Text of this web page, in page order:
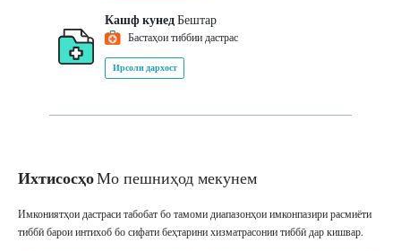
Кашф кунедБештар
Бастаҳои тиббии дастрас
Ирсоли дархост
ИхтисосҳоМо пешниҳод мекунем
Имкониятҳои дастраси табобат бо тамоми диапазонҳои имконпазири расмиёти
тиббӣ барои интихоб бо сифати беҳтарини хизматрасонии тиббӣ дар кишвар.